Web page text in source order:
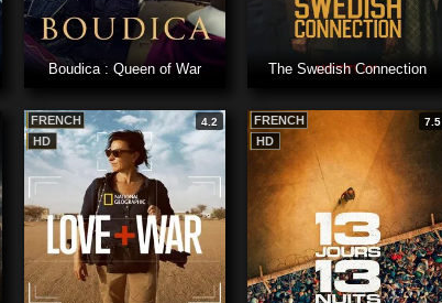
Boudica : Queen of War The Swedish Connection
HD
FRENCH 4.2
HD
FRENCH 7.5